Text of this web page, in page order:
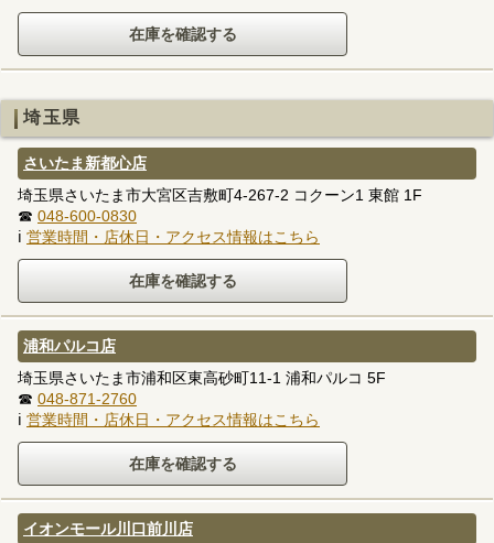
埼玉県
さいたま新都心店
埼玉県さいたま市大宮区吉敷町4-267-2 コクーン1 東館 1F
☎ 048-600-0830
ℹ 営業時間・店休日・アクセス情報はこちら
浦和パルコ店
埼玉県さいたま市浦和区東高砂町11-1 浦和パルコ 5F
☎ 048-871-2760
ℹ 営業時間・店休日・アクセス情報はこちら
イオンモール川口前川店